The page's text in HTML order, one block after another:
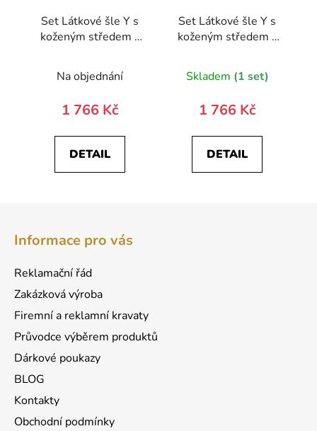
Set Látkové šle Y s
koženým středem a
motýlek a
kapesníček 885-
Na objednání
1 766 Kč
DETAIL
Set Látkové šle Y s
koženým středem a
motýlek a
kapesníček 885-
Skladem (1 set)
1 766 Kč
DETAIL
Informace pro vás
Reklamační řád
Zakázková výroba
Firemní a reklamní kravaty
Průvodce výběrem produktů
Dárkové poukazy
BLOG
Kontakty
Obchodní podmínky